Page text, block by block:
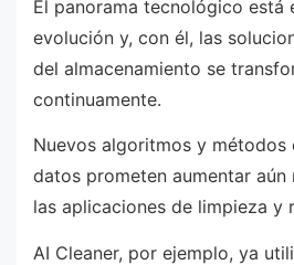
El panorama tecnológico está
evolución y, con él, las
del almacenamiento se
continuamente.
Nuevos algoritmos y métodos
datos prometen aumentar aún
las aplicaciones de limpieza y
AI Cleaner, por ejemplo, ya